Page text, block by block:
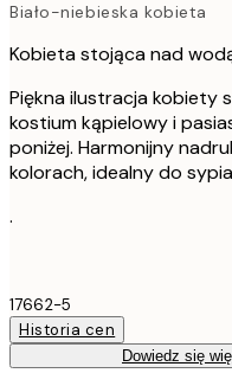
Biało-niebieska kobieta
Kobieta stojąca nad
Piękna ilustracja kobiety
kostium kąpielowy i
poniżej. Harmonijny
kolorach, idealny do
.
17662-5
Historia cen
Dowiedz się